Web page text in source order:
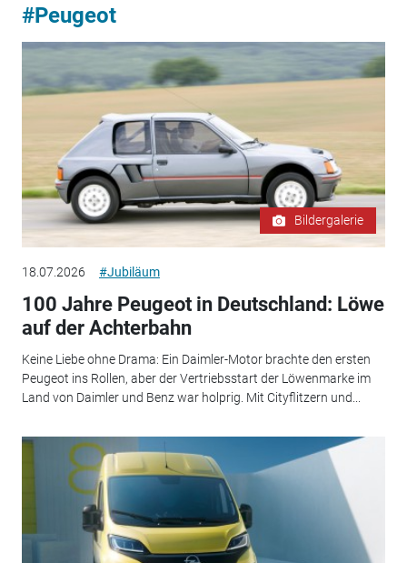
#Peugeot
Bildergalerie
18.07.2026 #Jubiläum
100 Jahre Peugeot in Deutschland: Löwe
auf der Achterbahn
Keine Liebe ohne Drama: Ein Daimler-Motor brachte den ersten
Peugeot ins Rollen, aber der Vertriebsstart der Löwenmarke im
Land von Daimler und Benz war holprig. Mit Cityflitzern und...